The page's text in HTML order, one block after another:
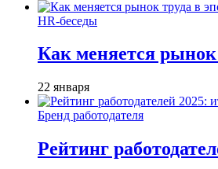
HR-беседы
Как меняется рынок
22 января
Бренд работодателя
Рейтинг